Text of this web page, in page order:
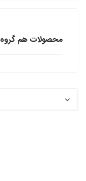
محصولات هم گروه